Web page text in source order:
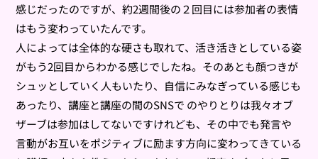
感じだったのですが、約2週間後の２回目には参加者の表情
はもう変わっていたんです。
人によっては全体的な硬さも取れて、活き活きとしている姿
がもう2回目からわかる感じでしたね。そのあとも顔つきが
シュッとしていく人もいたり、自信にみなぎっている感じも
あったり、講座と講座の間のSNSで のやりとりは我々オブ
ザーブは参加はしてないですけれども、その中でも発言や
言動がお互いをポジティブに励ます方向に変わってきている